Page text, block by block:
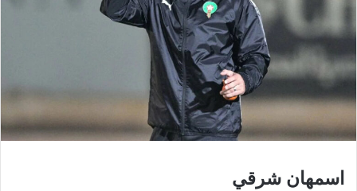
اسمهان شرقي